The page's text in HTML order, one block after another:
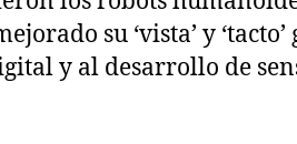
su ‘vista’ y ‘tacto’
y al desarrollo de